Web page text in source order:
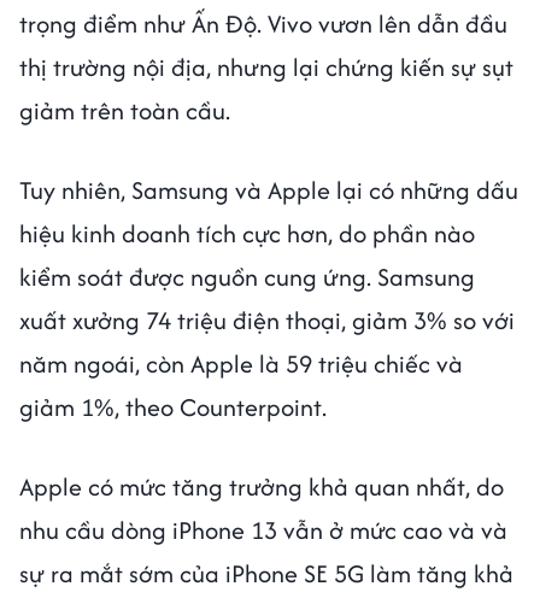
trọng điểm như Ấn Độ. Vivo vươn lên dẫn đầu
thị trường nội địa, nhưng lại chứng kiến sự sụt
giảm trên toàn cầu.
Tuy nhiên, Samsung và Apple lại có những dấu
hiệu kinh doanh tích cực hơn, do phần nào
kiểm soát được nguồn cung ứng. Samsung
xuất xưởng 74 triệu điện thoại, giảm 3% so với
năm ngoái, còn Apple là 59 triệu chiếc và
giảm 1%, theo Counterpoint.
Apple có mức tăng trưởng khả quan nhất, do
nhu cầu dòng iPhone 13 vẫn ở mức cao và và
sự ra mắt sớm của iPhone SE 5G làm tăng khả